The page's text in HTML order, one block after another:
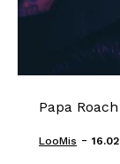
Papa
LooMis -